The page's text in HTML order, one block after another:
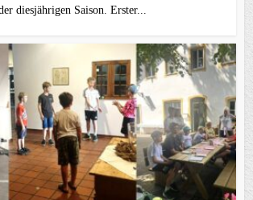
diesjährigen Saison. Erster...